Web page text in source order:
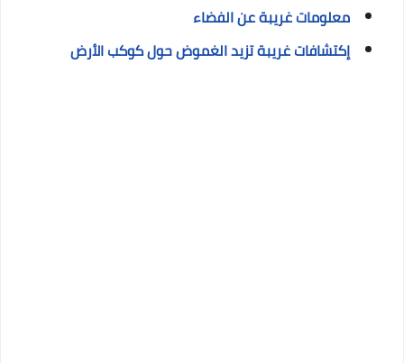
معلومات غريبة عن الفضاء
إكتشافات غريبة تزيد الغموض حول كوكب الأرض